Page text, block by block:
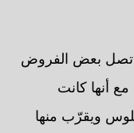
تصل بعض الفروض
أنها كانت
ويقرّب منها